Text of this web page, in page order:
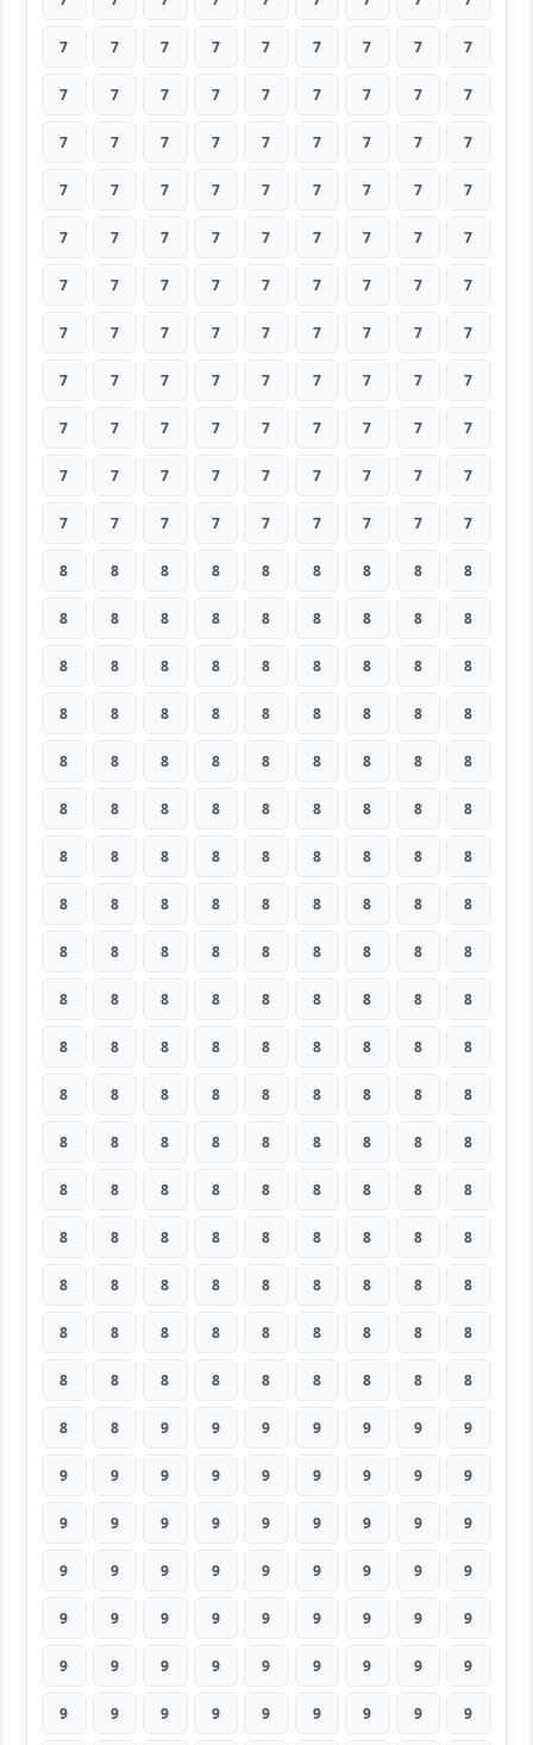
7 7 7 7 7 7 7 7 7
7 7 7 7 7 7 7 7 7
7 7 7 7 7 7 7 7 7
7 7 7 7 7 7 7 7 7
7 7 7 7 7 7 7 7 7
7 7 7 7 7 7 7 7 7
7 7 7 7 7 7 7 7 7
7 7 7 7 7 7 7 7 7
7 7 7 7 7 7 7 7 7
7 7 7 7 7 7 7 7 7
7 7 7 7 7 7 7 7 7
8 8 8 8 8 8 8 8 8
8 8 8 8 8 8 8 8 8
8 8 8 8 8 8 8 8 8
8 8 8 8 8 8 8 8 8
8 8 8 8 8 8 8 8 8
8 8 8 8 8 8 8 8 8
8 8 8 8 8 8 8 8 8
8 8 8 8 8 8 8 8 8
8 8 8 8 8 8 8 8 8
8 8 8 8 8 8 8 8 8
8 8 8 8 8 8 8 8 8
8 8 8 8 8 8 8 8 8
8 8 8 8 8 8 8 8 8
8 8 8 8 8 8 8 8 8
8 8 8 8 8 8 8 8 8
8 8 8 8 8 8 8 8 8
8 8 8 8 8 8 8 8 8
8 8 8 8 8 8 8 8 8
8 8 9 9 9 9 9 9 9
9 9 9 9 9 9 9 9 9
9 9 9 9 9 9 9 9 9
9 9 9 9 9 9 9 9 9
9 9 9 9 9 9 9 9 9
9 9 9 9 9 9 9 9 9
9 9 9 9 9 9 9 9 9